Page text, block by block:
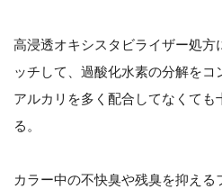
高浸透オキシスタビライザー処方
ッチして、過酸化水素の分解をコ
アルカリを多く配合してなくても
る。
カラー中の不快臭や残臭を抑え